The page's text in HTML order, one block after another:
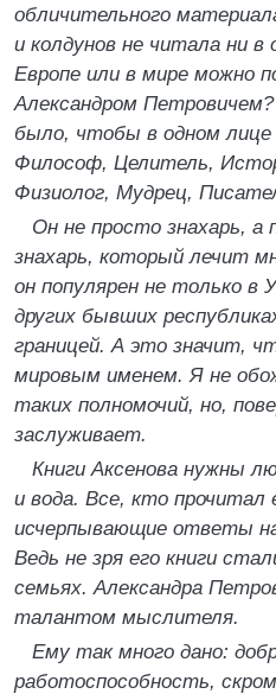
обличительного
и колдунов не читала ни в
Европе или в мире можно
Александром
было, чтобы в одном лице
Философ, Целитель,
Физиолог, Мудрец,
Он не просто знахарь, а
знахарь, который лечит
он популярен не только в
других бывших
границей. А это значит,
мировым именем. Я не
таких полномочий, но,
заслуживает.
Книги Аксенова нужны
и вода. Все, кто прочитал
исчерпывающие ответы
Ведь не зря его книги
семьях. Александра
талантом мыслителя.
Ему так много дано:
работоспособность,